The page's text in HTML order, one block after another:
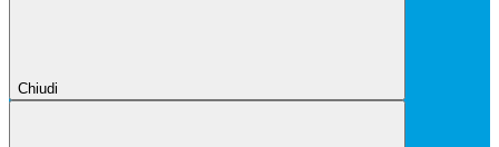
Chiudi